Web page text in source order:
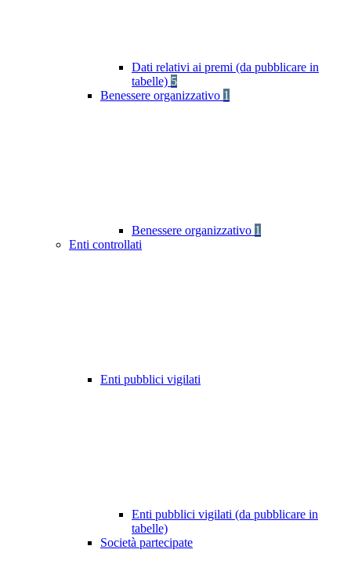
Dati relativi ai premi (da pubblicare in
tabelle) 5
Benessere organizzativo 1
Benessere organizzativo 1
Enti controllati
Enti pubblici vigilati
Enti pubblici vigilati (da pubblicare in
tabelle)
Società partecipate